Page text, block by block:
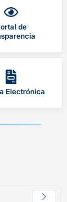
de
Electrónica